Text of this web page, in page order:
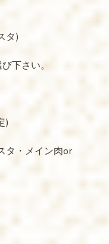
タ)
下さい。
)
タ・メイン肉or